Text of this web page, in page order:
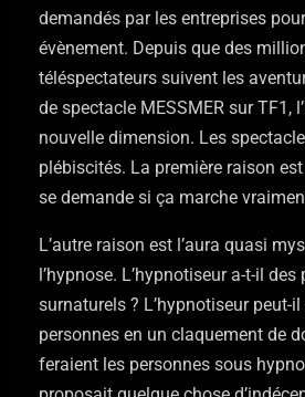
demandés par les entreprises
évènement. Depuis que des
téléspectateurs suivent les
de spectacle MESSMER sur TF1,
nouvelle dimension. Les
plébiscités. La première raison
se demande si ça marche
L’autre raison est l’aura quasi
l’hypnose. L’hypnotiseur a-t-il des
surnaturels ? L’hypnotiseur peut-
personnes en un claquement de
feraient les personnes sous